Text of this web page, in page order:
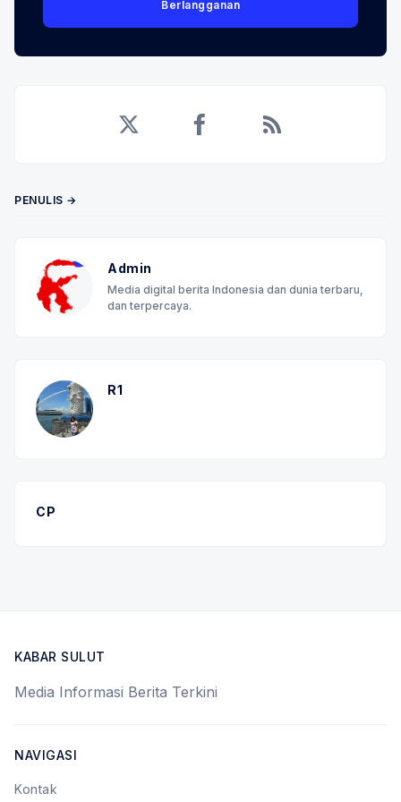
Berlangganan
PENULIS →
Admin
Media digital berita Indonesia dan dunia terbaru,
dan terpercaya.
R1
CP
KABAR SULUT
Media Informasi Berita Terkini
NAVIGASI
Kontak